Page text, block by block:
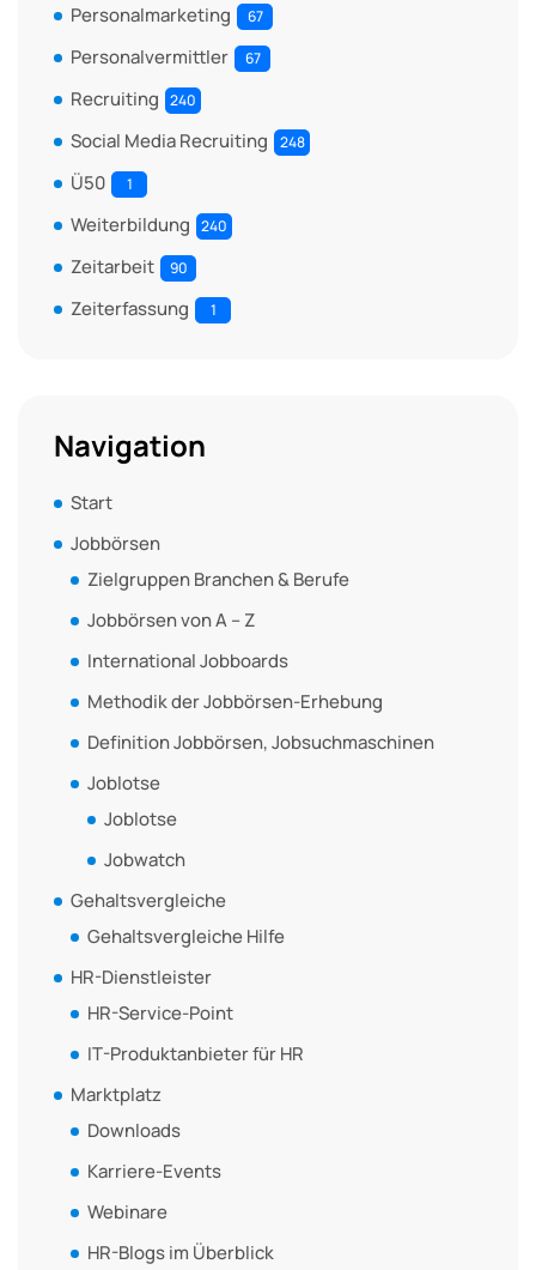
Personalmarketing 67
Personalvermittler 67
Recruiting 240
Social Media Recruiting 248
Ü50 1
Weiterbildung 240
Zeitarbeit 90
Zeiterfassung 1
Navigation
Start
Jobbörsen
Zielgruppen Branchen & Berufe
Jobbörsen von A – Z
International Jobboards
Methodik der Jobbörsen-Erhebung
Definition Jobbörsen, Jobsuchmaschinen
Joblotse
Joblotse
Jobwatch
Gehaltsvergleiche
Gehaltsvergleiche Hilfe
HR-Dienstleister
HR-Service-Point
IT-Produktanbieter für HR
Marktplatz
Downloads
Karriere-Events
Webinare
HR-Blogs im Überblick